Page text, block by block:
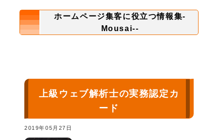
ホームページ集客に役立つ情報集-
Mousai--
上級ウェブ解析士の実務認定カ
ード
2019年05月27日